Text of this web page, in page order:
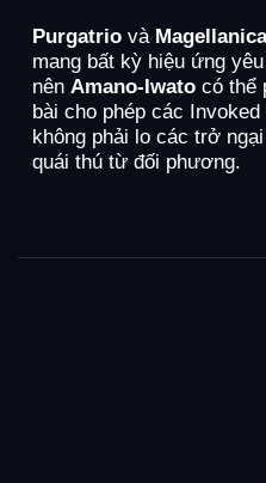
Purgatrio và Magellanica
mang bất kỳ hiệu ứng
nên Amano-Iwato có thể
bài cho phép các
không phải lo các trở
quái thú từ đối phương.